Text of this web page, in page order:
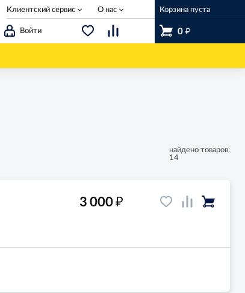
Войти
Корзина пуста
0 ₽
Клиентский сервис О нас
найдено товаров:
14
3 000₽